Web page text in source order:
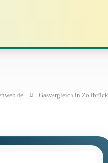
Gasvergleich in Zollbrück